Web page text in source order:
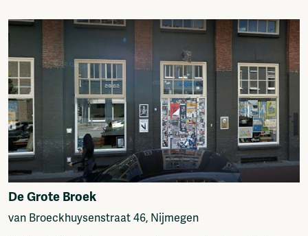
De Grote Broek
van Broeckhuysenstraat 46, Nijmegen